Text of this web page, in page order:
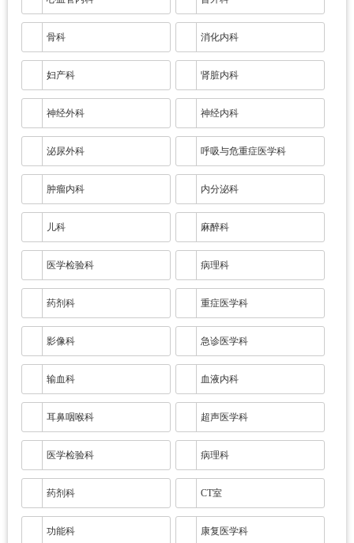
骨科 消化内科
妇产科 肾脏内科
神经外科 神经内科
泌尿外科 呼吸与危重症医学科
肿瘤内科 内分泌科
儿科 麻醉科
医学检验科 病理科
药剂科 重症医学科
影像科 急诊医学科
输血科 血液内科
耳鼻咽喉科 超声医学科
医学检验科 病理科
药剂科 CT室
功能科 康复医学科